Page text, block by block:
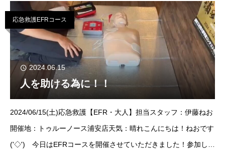
た！
応急救護EFRコース
2024.06.15
人を助ける為に！！
2024/06/15(土)応急救護【EFR・大人】担当スタッフ：伊藤ねお
開催地：トゥルーノース浦安店天気：晴れこんにちは！ねおです
('◇')ゞ今日はEFRコースを開催させていただきました！参加して